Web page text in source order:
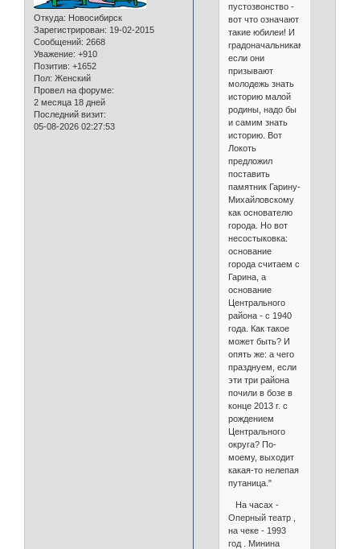
Откуда: Новосибирск
Зарегистрирован: 19-02-2015
Сообщений: 2668
Уважение: +910
Позитив: +1652
Пол: Женский
Провел на форуме:
2 месяца 18 дней
Последний визит:
05-08-2026 02:27:53
пустозвонство -
вот что означают
такие юбилеи! И
градоначальникам,
если они
призывают
молодежь знать
историю малой
родины, надо бы
и самим знать
историю. Вот
Локоть
предложил
поставить
памятник Гарину-
Михайловскому
как основателю
города. Но вот
несостыковка:
основание
города считаем с
Гарина, а
основание
Центрального
района - с 1940
года. Как такое
может быть? И
опять же: а чего
празднуем, если
эти три района
почили в бозе в
конце 2013 г. с
рождением
Центрального
округа? По-
моему, выходит
какая-то нелепая
путаница."
На часах -
Оперный театр ,
на чеке - 1993
год . Минина